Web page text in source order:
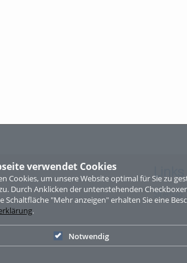
verwendet Cookies
Cookies, um unsere Website optimal für Sie zu
Durch Anklicken der untenstehenden
Schaltfläche "Mehr anzeigen" erhalten Sie eine
.
Notwendig
Links
Sitemap